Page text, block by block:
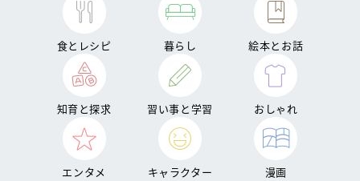
食とレシピ 暮らし 絵本とお話
知育と探求 習い事と学習 おしゃれ
エンタメ キャラクター 漫画